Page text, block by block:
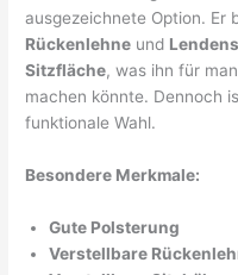
ausgezeichnete Option. Er
Rückenlehne und
Sitzfläche, was ihn für
machen könnte. Dennoch
funktionale Wahl.
Besondere Merkmale:
Gute Polsterung
Verstellbare